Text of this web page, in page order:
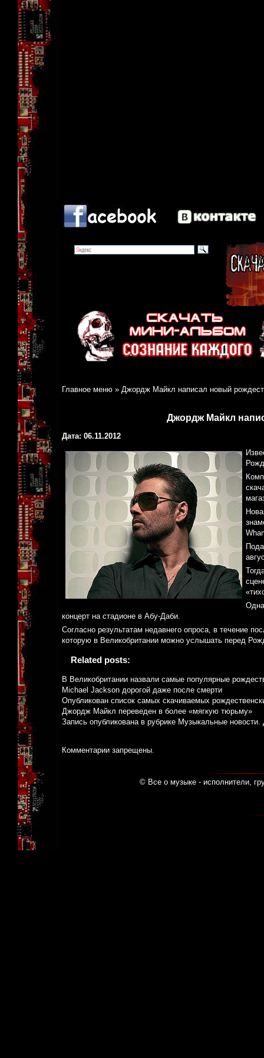
Главное меню » Джордж Майкл написал новый
Джордж Майкл
Дата: 06.11.2012
концерт на стадионе в Абу-Даби.
Согласно результатам недавнего опроса, в течение
которую в Великобритании можно услышать перед
Related posts:
В Великобритании назвали самые популярные
Michael Jackson дорогой даже после смерти
Опубликован список самых скачиваемых
Джордж Майкл переведен в более «мягкую тюрьму»
Запись опубликована в рубрике Музыкальные новости.
Комментарии запрещены.
© Все о музыке - исполнители,